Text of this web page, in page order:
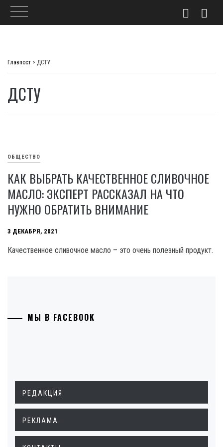
Главпост > ДСТУ
ДСТУ
ОБЩЕСТВО
КАК ВЫБРАТЬ КАЧЕСТВЕННОЕ СЛИВОЧНОЕ
МАСЛО: ЭКСПЕРТ РАССКАЗАЛ НА ЧТО
НУЖНО ОБРАТИТЬ ВНИМАНИЕ
3 ДЕКАБРЯ, 2021
Качественное сливочное масло – это очень полезный продукт.
МЫ В FACEBOOK
РЕДАКЦИЯ
РЕКЛАМА